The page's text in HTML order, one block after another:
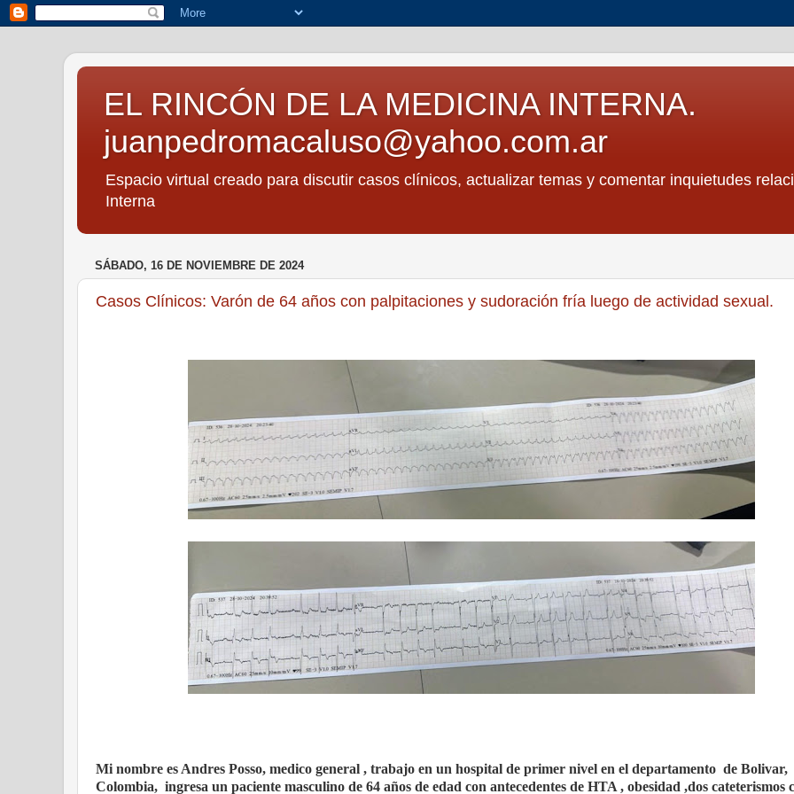
EL RINCÓN DE LA MEDICINA INTERNA.
juanpedromacaluso@yahoo.com.ar
Espacio virtual creado para discutir casos clínicos, actualizar temas y comentar inquietudes
Interna
SÁBADO, 16 DE NOVIEMBRE DE 2024
Casos Clínicos: Varón de 64 años con palpitaciones y sudoración fría luego de actividad sexual.
Mi nombre es Andres Posso, medico general , trabajo en un hospital de primer nivel en el departamento de Bolivar,
Colombia, ingresa un paciente masculino de 64 años de edad con antecedentes de HTA , obesidad ,dos cateterismos